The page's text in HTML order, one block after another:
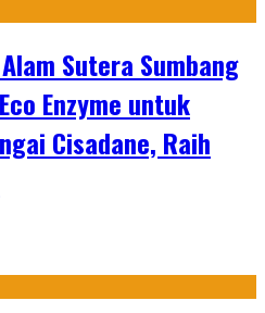
Sutera Sumbang
Enzyme untuk
Cisadane, Raih